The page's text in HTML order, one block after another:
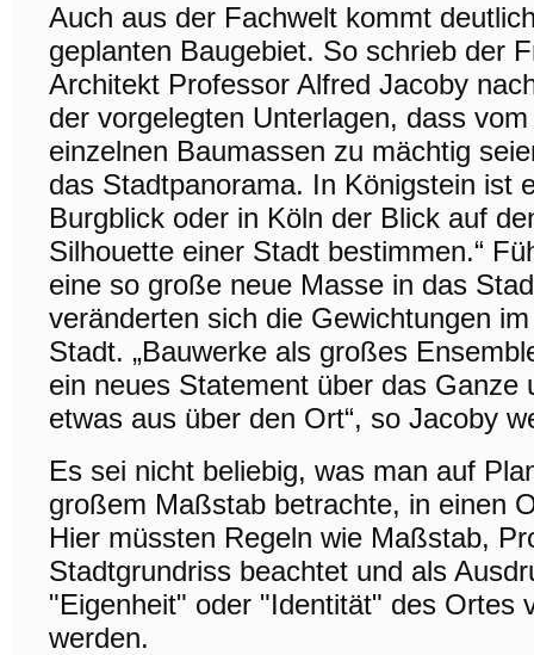
Auch aus der Fachwelt kommt
geplanten Baugebiet. So schrieb der
Architekt Professor Alfred Jacoby
der vorgelegten Unterlagen, dass
einzelnen Baumassen zu mächtig
das Stadtpanorama. In Königstein ist
Burgblick oder in Köln der Blick auf
Silhouette einer Stadt bestimmen.“
eine so große neue Masse in das
veränderten sich die Gewichtungen
Stadt. „Bauwerke als großes
ein neues Statement über das Ganze
etwas aus über den Ort“, so Jacoby
Es sei nicht beliebig, was man auf
großem Maßstab betrachte, in einen
Hier müssten Regeln wie Maßstab,
Stadtgrundriss beachtet und als
"Eigenheit" oder "Identität" des Ortes
werden.